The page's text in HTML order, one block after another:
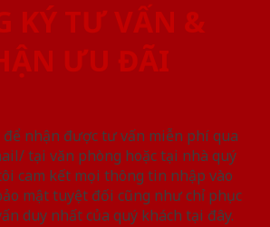
KÝ TƯ VẤN &
ƯU ĐÃI
nhận được tư vấn miễn phí qua
tại văn phòng hoặc tại nhà quý
cam kết mọi thông tin nhập vào
mật tuyệt đối cũng như chỉ phục
duy nhất của quý khách tại đây.